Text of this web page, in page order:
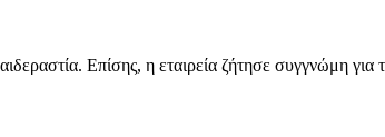
Επίσης, η εταιρεία ζήτησε συγγνώμη